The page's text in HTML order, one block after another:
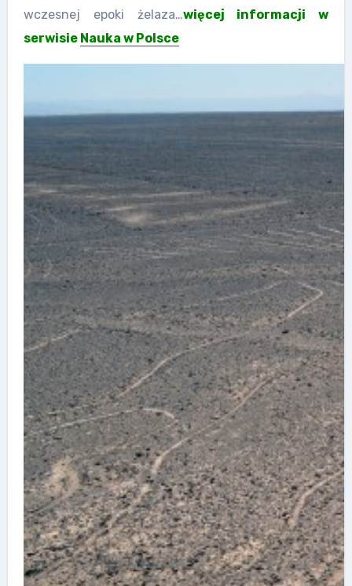
wczesnej epoki żelaza…więcej informacji w
serwisie Nauka w Polsce